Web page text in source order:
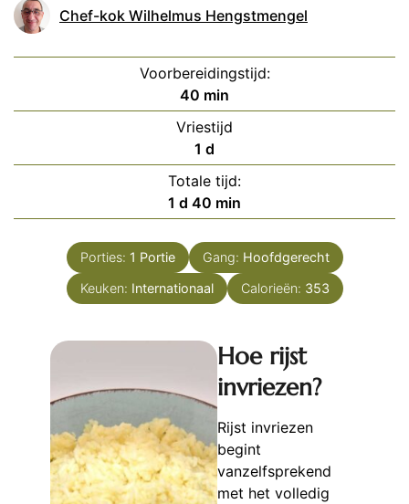
Chef-kok Wilhelmus Hengstmengel
Voorbereidingstijd:
40 minuten
min
Vriestijd
1 dag
d
Totale tijd:
1 dag
d 40 minuten
min
Porties: 1 Portie Gang: Hoofdgerecht
Keuken: Internationaal Calorieën: 353
Hoe rijst
invriezen?
Rijst invriezen
begint
vanzelfsprekend
met het volledig